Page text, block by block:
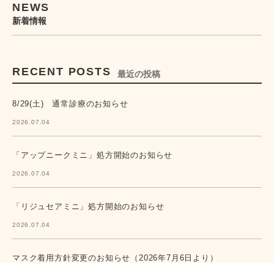
NEWS
新着情報
RECENT POSTS 最近の投稿
8/29(土) 通常診療のお知らせ
2026.07.04
「アップニークミニ」処方開始のお知らせ
2026.07.04
「リジュセアミニ」処方開始のお知らせ
2026.07.04
マスク着用方針変更のお知らせ（2026年7月6日より）